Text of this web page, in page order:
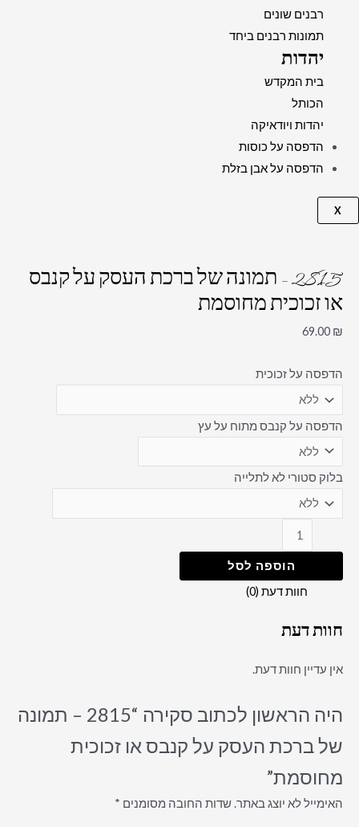
רבנים שונים
תמונות רבנים ביחד
יהדות
בית המקדש
הכותל
יהדות ויודאיקה
הדפסה על כוסות
הדפסה על אבן בזלת
X
2815 – תמונה של ברכת העסק על קנבס
או זכוכית מחוסמת
69.00 ₪
הדפסה על זכוכית
הדפסה על קנבס מתוח על עץ
בלוק סטורי לא לתלייה
הוספה לסל
חוות דעת (0)
חוות דעת
אין עדיין חוות דעת.
היה הראשון לכתוב סקירה “2815 – תמונה
של ברכת העסק על קנבס או זכוכית
מחוסמת”
האימייל לא יוצג באתר.שדות החובה מסומנים *